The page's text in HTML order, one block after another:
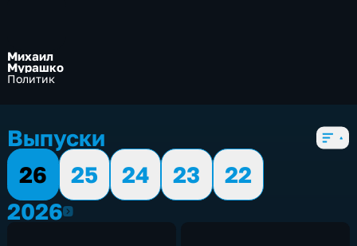
Михаил
Мурашко
Политик
Выпуски
26
25 24 23
22
20262026